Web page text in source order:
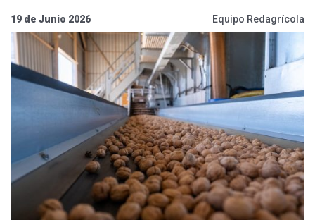
19 de Junio 2026 Equipo Redagrícola